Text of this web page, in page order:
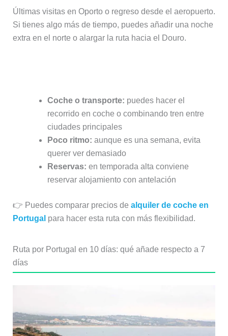
Últimas visitas en Oporto o regreso desde el aeropuerto.
Si tienes algo más de tiempo, puedes añadir una noche
extra en el norte o alargar la ruta hacia el Douro.
Coche o transporte: puedes hacer el
recorrido en coche o combinando tren entre
ciudades principales
Poco ritmo: aunque es una semana, evita
querer ver demasiado
Reservas: en temporada alta conviene
reservar alojamiento con antelación
👉 Puedes comparar precios de alquiler de coche en
Portugal para hacer esta ruta con más flexibilidad.
Ruta por Portugal en 10 días: qué añade respecto a 7
días